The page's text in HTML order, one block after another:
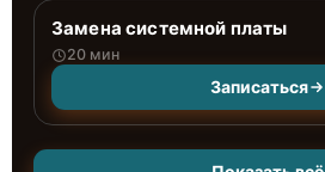
Замена системной платы
20 мин
Записаться